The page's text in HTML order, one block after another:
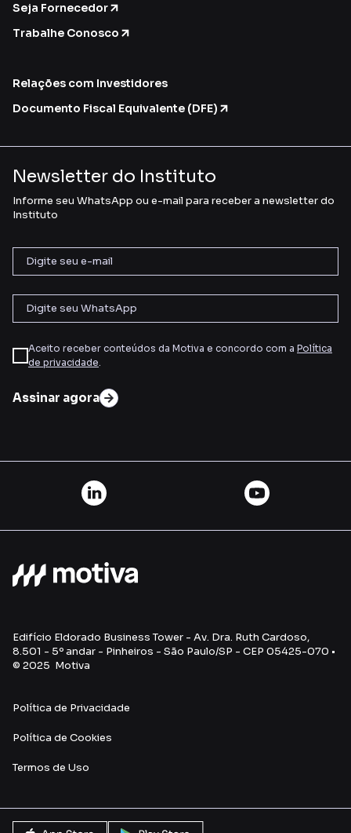
Seja Fornecedor
Trabalhe Conosco
Relações com Investidores
Documento Fiscal Equivalente (DFE)
Newsletter do Instituto
Informe seu WhatsApp ou e-mail para receber a newsletter do
Instituto
Aceito receber conteúdos da Motiva e concordo com a Política
de privacidade.
Assinar agora
Edifício Eldorado Business Tower - Av. Dra. Ruth Cardoso,
8.501 - 5º andar - Pinheiros - São Paulo/SP - CEP 05425-070 •
© 2025 Motiva
Política de Privacidade
Política de Cookies
Termos de Uso